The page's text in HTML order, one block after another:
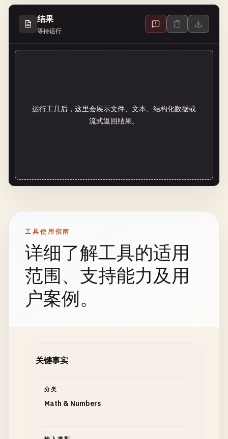
结果
等待运行
运行工具后，这里会展示文件、文本、结构化数据或
流式返回结果。
工具使用指南
详细了解工具的适用
范围、支持能力及用
户案例。
关键事实
分类
Math & Numbers